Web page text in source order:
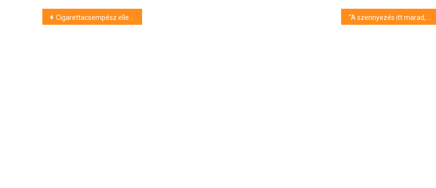
Bejegyzés
Cigarettacsempész ellen emeltek vádat Kecskeméten